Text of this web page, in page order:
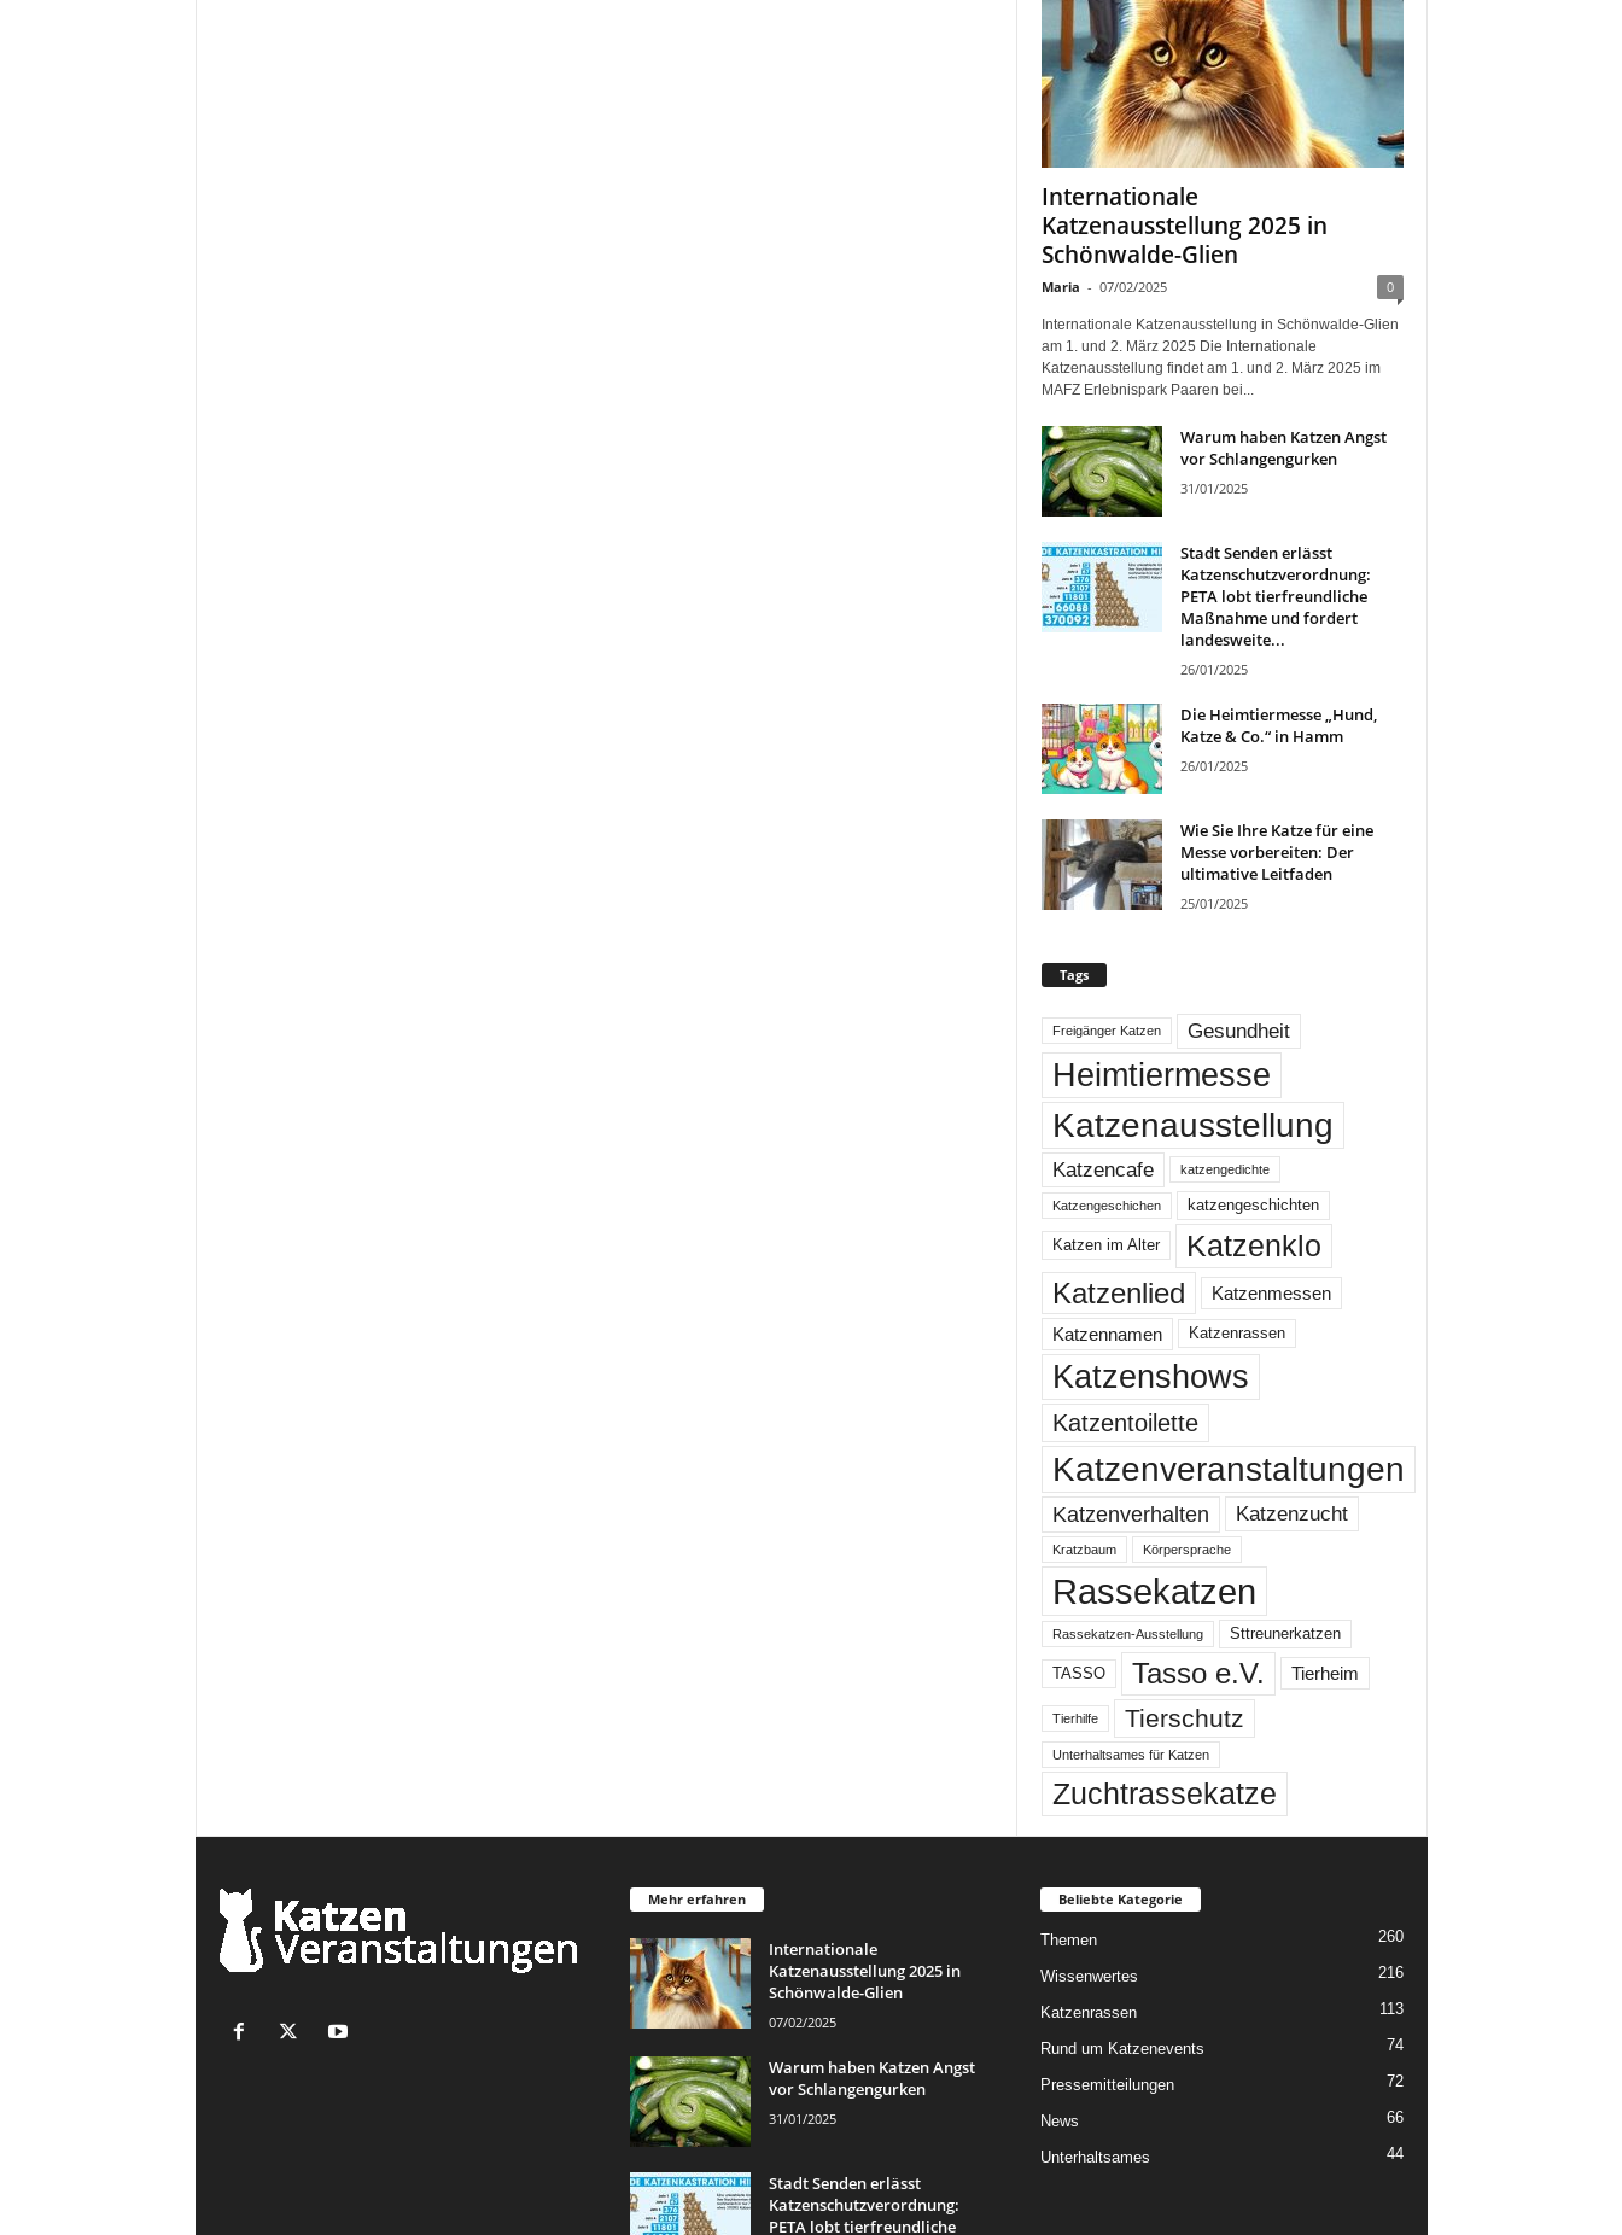
Internationale
Katzenausstellung 2025 in
Schönwalde-Glien
Maria - 07/02/2025 0
Internationale Katzenausstellung in Schönwalde-Glien
am 1. und 2. März 2025 Die Internationale
Katzenausstellung findet am 1. und 2. März 2025 im
MAFZ Erlebnispark Paaren bei...
Warum haben Katzen Angst
vor Schlangengurken
31/01/2025
Stadt Senden erlässt
Katzenschutzverordnung:
PETA lobt tierfreundliche
Maßnahme und fordert
landesweite...
26/01/2025
Die Heimtiermesse „Hund,
Katze & Co.“ in Hamm
26/01/2025
Wie Sie Ihre Katze für eine
Messe vorbereiten: Der
ultimative Leitfaden
25/01/2025
Tags
Freigänger Katzen Gesundheit
Heimtiermesse
Katzenausstellung
Katzencafe katzengedichte
Katzengeschichen katzengeschichten
Katzen im Alter Katzenklo
Katzenlied
Katzenmessen
Katzennamen
Katzenrassen
Katzenshows
Katzentoilette
Katzenveranstaltungen
Katzenverhalten Katzenzucht
Kratzbaum Körpersprache
Rassekatzen
Rassekatzen-Ausstellung Sttreunerkatzen
TASSO Tasso e.V. Tierheim
Tierhilfe Tierschutz
Unterhaltsames für Katzen
Zuchtrassekatze
Mehr erfahren
Internationale
Katzenausstellung 2025 in
Schönwalde-Glien
07/02/2025
Warum haben Katzen Angst
vor Schlangengurken
31/01/2025
Stadt Senden erlässt
Katzenschutzverordnung:
PETA lobt tierfreundliche
Beliebte Kategorie
Themen 260
Wissenwertes 216
Katzenrassen 113
Rund um Katzenevents 74
Pressemitteilungen 72
News 66
Unterhaltsames 44